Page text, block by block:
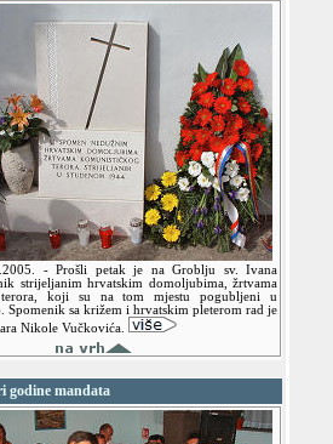
- Prošli petak je na Groblju sv. Ivana
strijeljanim hrvatskim domoljubima, žrtvama
terora, koji su na tom mjestu pogubljeni u
Spomenik sa križem i hrvatskim pleterom rad je
Nikole Vučkovića.
godine mandata